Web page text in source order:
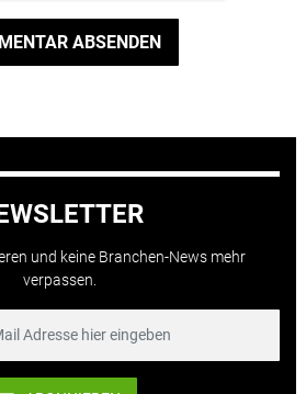
ABSENDEN
und keine Branchen-News mehr
verpassen.